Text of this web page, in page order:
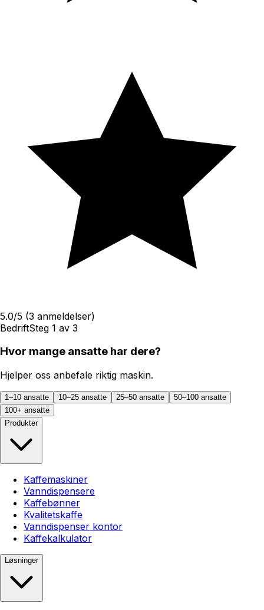
5.0/5 (3 anmeldelser)
BedriftSteg 1 av 3
Hvor mange ansatte har dere?
Hjelper oss anbefale riktig maskin.
1–10 ansatte 10–25 ansatte 25–50 ansatte
50–100 ansatte
100+ ansatte
Produkter
Kaffemaskiner
Vanndispensere
Kaffebønner
Kvalitetskaffe
Vanndispenser kontor
Kaffekalkulator
Løsninger